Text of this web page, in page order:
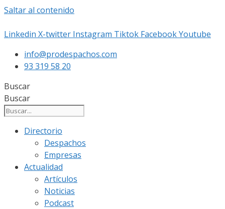
Saltar al contenido
Linkedin X-twitter Instagram Tiktok FacebookYoutube
info@prodespachos.com
93 319 58 20
Buscar
Buscar
Directorio
Despachos
Empresas
Actualidad
Artículos
Noticias
Podcast